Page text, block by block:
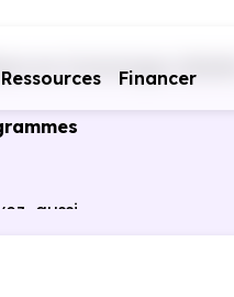
Ressources Financer
en-Comminges (31260)
aussi